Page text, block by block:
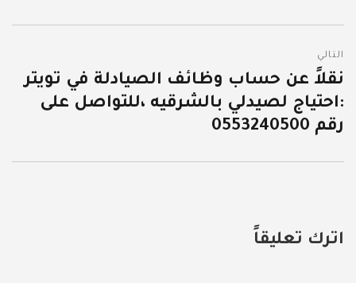
التالي
المقالة
التالية:
نقلاً عن حساب وظائف الصيادلة في تويتر
:احتياج لصيدلي بالشرقيه ،للتواصل على
رقم 0553240500
اترك تعليقاً